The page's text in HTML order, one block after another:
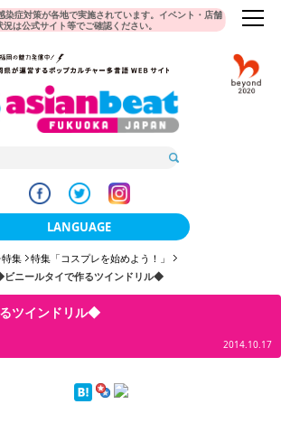
染症対策が各地で実施されています。イベント・店舗
況は公式サイト等でご確認ください。
LANGUAGE
日本語
한국어
特集
特集「コスプレを始めよう！」
ニールタイで作るツインドリル◆
ツインドリル◆
2014.10.17